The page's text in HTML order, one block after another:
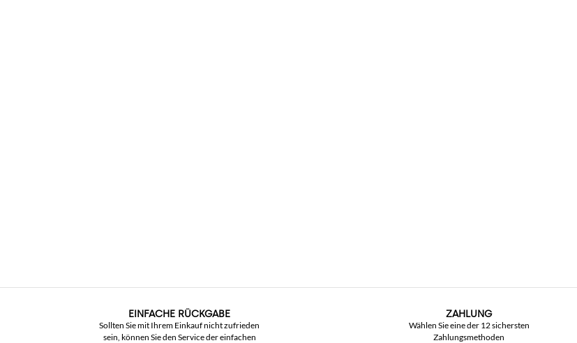
EINFACHE RÜCKGABE
Sollten Sie mit Ihrem Einkauf nicht zufrieden
sein, können Sie den Service der einfachen
ZAHLUNG
Wählen Sie eine der 12 sichersten
Zahlungsmethoden